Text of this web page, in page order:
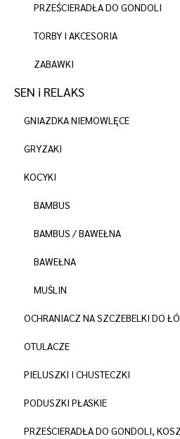
PRZEŚCIERADŁA DO GONDOLI
TORBY I AKCESORIA
ZABAWKI
SEN i RELAKS
GNIAZDKA NIEMOWLĘCE
GRYZAKI
KOCYKI
BAMBUS
BAMBUS / BAWEŁNA
BAWEŁNA
MUŚLIN
OCHRANIACZ NA SZCZEBELKI DO
OTULACZE
PIELUSZKI I CHUSTECZKI
PODUSZKI PŁASKIE
PRZEŚCIERADŁA DO GONDOLI,